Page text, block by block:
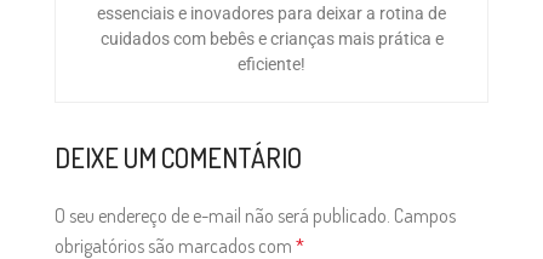
essenciais e inovadores para deixar a rotina de
cuidados com bebês e crianças mais prática e
eficiente!
DEIXE UM COMENTÁRIO
O seu endereço de e-mail não será publicado. Campos
obrigatórios são marcados com *